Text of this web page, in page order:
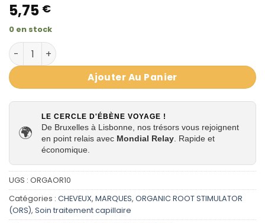
5,75 €
0 en stock
quantité de Organic Root Stimulator Huile Pétrole
Ajouter Au Panier
🌍
LE CERCLE D'ÉBÈNE VOYAGE !
De Bruxelles à Lisbonne, nos trésors vous rejoignent
en point relais avec Mondial Relay . Rapide et
économique.
UGS : ORGAOR10
Catégories : CHEVEUX, MARQUES, ORGANIC ROOT STIMULATOR
(ORS), Soin traitement capillaire